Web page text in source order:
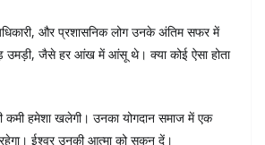
और प्रशासनिक लोग उनके अंतिम सफर में
उमड़ी, जैसे हर आंख में आंसू थे। क्या कोई ऐसा होता
कमी हमेशा खलेगी। उनका योगदान समाज में एक
ईश्वर उनकी आत्मा को सुकून दें।